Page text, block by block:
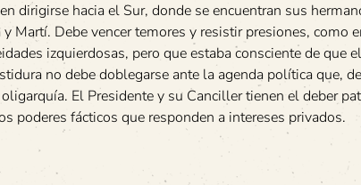
dirigirse hacia el Sur, donde se encuentran sus
Martí. Debe vencer temores y resistir presiones, como
izquierdosas, pero que estaba consciente de que
no debe doblegarse ante la agenda política que,
El Presidente y su Canciller tienen el deber
poderes fácticos que responden a intereses privados.